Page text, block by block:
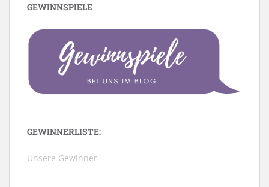
GEWINNSPIELE
GEWINNERLISTE:
Unsere Gewinner